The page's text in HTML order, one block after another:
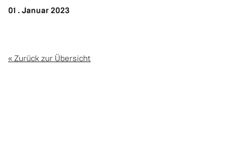
01 . Ja­nu­ar 2023
« Zu­rück zur Über­sicht